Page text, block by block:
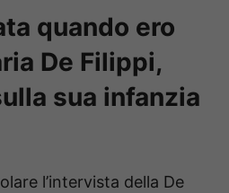
quando ero
De Filippi,
sua infanzia
l’intervista della De